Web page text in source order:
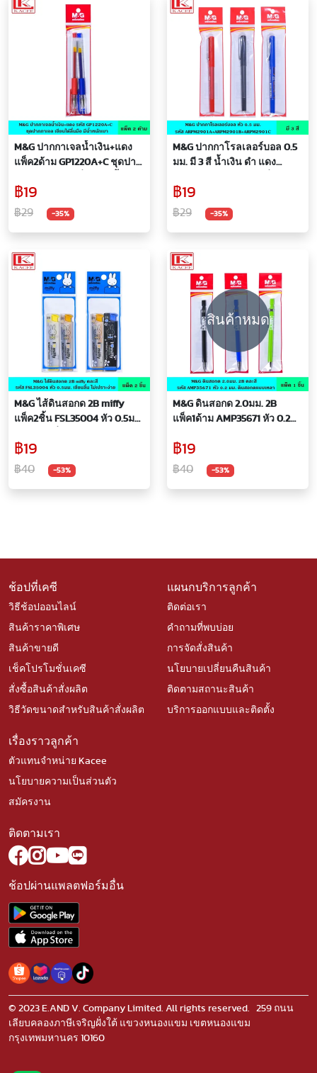
M&G ปากกาเจลน้ำเงิน+แดง
แพ็ค2ด้าม GP1220A+C ชุดปาก
เบา พกพาง่าย ทนทานปากกา
เจล เอ็มแอนด์จี
฿19
฿29 -35%
M&G ปากกาโรลเลอร์บอล 0.5
มม. มี 3 สี น้ำเงิน ดำ แดง
เส้นคมชัด เขียนต่อเนื่องจน
หมดด้าม ปากกา เอ็มแอนด์จี
฿19
฿29 -35%
M&G ไส้ดินสอกด 2B miffy
แพ็ค2ชิ้น FSL35004 หัว 0.5มม.
ชัด คละสี ไส้ทนทาน ดินสอ
ดินสอกด ดินสอสองบี เอ็ม
฿19
฿40 -53%
สินค้าหมด
M&G ดินสอกด 2.0มม. 2B
แพ็ค1ด้าม AMP35671 หัว 0.2
คละสี ไส้ทนทาน ดินสอ ดินสอ
กด ดินสอสองบี เอ็มแอนด์จี
฿19
฿40 -53%
ช้อปที่เคซี
วิธีช้อปออนไลน์
สินค้าราคาพิเศษ
สินค้าขายดี
เช็คโปรโมชั่นเคซี
สั่งซื้อสินค้าสั่งผลิต
วิธีวัดขนาดสำหรับสินค้าสั่งผลิต
แผนกบริการลูกค้า
ติดต่อเรา
คำถามที่พบบ่อย
การจัดสั่งสินค้า
นโยบายเปลี่ยนคืนสินค้า
ติดตามสถานะสินค้า
บริการออกแบบและติดตั้ง
เรื่องราวลูกค้า
ตัวแทนจำหน่าย Kacee
นโยบายความเป็นส่วนตัว
สมัครงาน
ติดตามเรา
ช้อปผ่านแพลตฟอร์มอื่น
© 2023 E.AND V. Company Limited. All rights reserved. 259 ถนน
เลียบคลองภาษีเจริญฝั่งใต้ แขวงหนองแขม เขตหนองแขม
กรุงเทพมหานคร 10160